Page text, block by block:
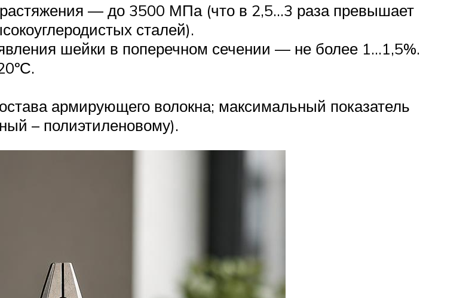
растяжения — до 3500 МПа (что в 2,5…3 раза превышает
сталей).
шейки в поперечном сечении — не более 1…1,5%.
армирующего волокна; максимальный показатель
– полиэтиленовому).